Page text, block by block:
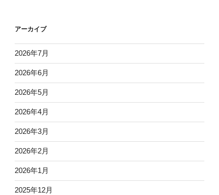
アーカイブ
2026年7月
2026年6月
2026年5月
2026年4月
2026年3月
2026年2月
2026年1月
2025年12月